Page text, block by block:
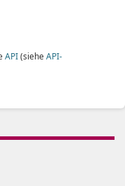
API(siehe API-